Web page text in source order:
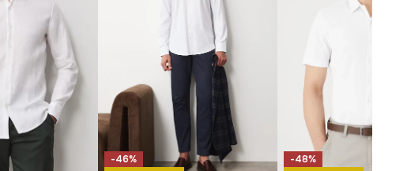
Dĺžka rukáva
Šírka v podpazuší
Šírka ramien
Model je vysoký 188 cm a má na
sebe veľkosť L
Pozrite si rozmery produktu
-46%
-48%